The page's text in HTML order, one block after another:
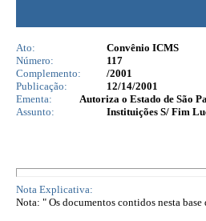
Ato:
Convênio ICMS
Número:
117
Complemento:
/2001
Publicação:
12/14/2001
Ementa:
Autoriza o Estado de São
Assunto:
Instituições S/ Fim
Nota Explicativa:
Nota: " Os documentos contidos nesta